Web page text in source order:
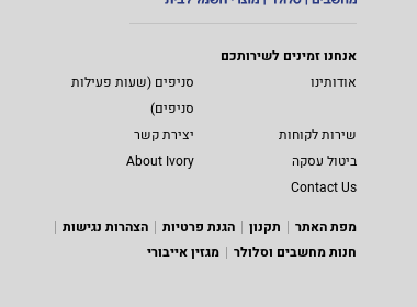
אנחנו זמינים לשירותכם
אודותינו
סניפים (שעות פעילות
סניפים)
שירות לקוחות
יצירת קשר
ביטול עסקה
About Ivory
Contact Us
מפת האתר
תקנון הגנת פרטיות
הצהרות נגישות
חנות מחשבים וסלולר
מגזין אייבורי